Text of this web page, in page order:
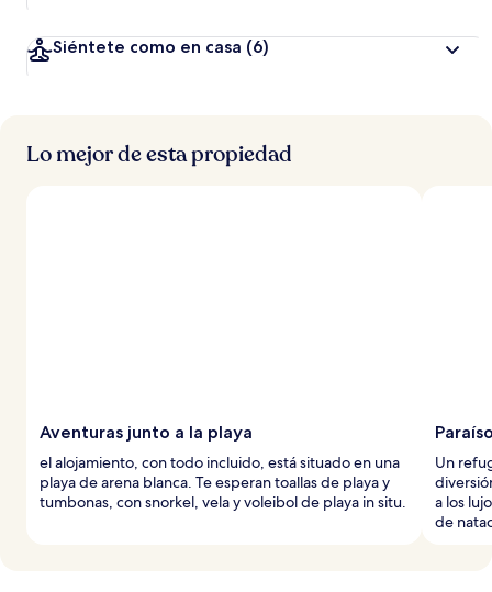
Siéntete como en casa (6)
Lo mejor de esta propiedad
Aventuras junto a la playa
el alojamiento, con todo incluido, está situado en una
playa de arena blanca. Te esperan toallas de playa y
tumbonas, con snorkel, vela y voleibol de playa in situ.
Un
a los
de